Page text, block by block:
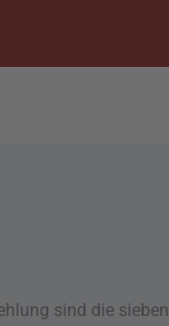
sind die